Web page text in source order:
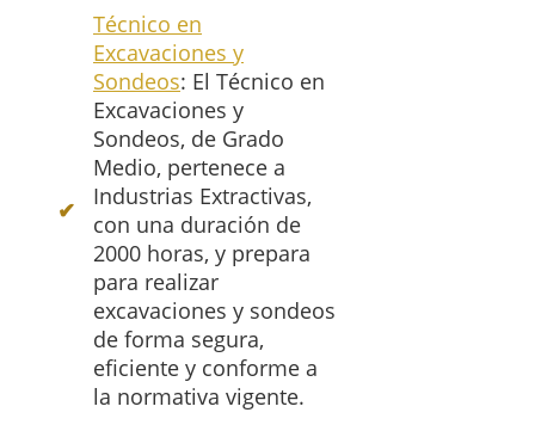
Técnico en
Excavaciones y
Sondeos: El Técnico en
Excavaciones y
Sondeos, de Grado
Medio, pertenece a
Industrias Extractivas,
con una duración de
2000 horas, y prepara
para realizar
excavaciones y sondeos
de forma segura,
eficiente y conforme a
la normativa vigente.